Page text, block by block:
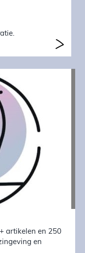
artikelen en 250
en